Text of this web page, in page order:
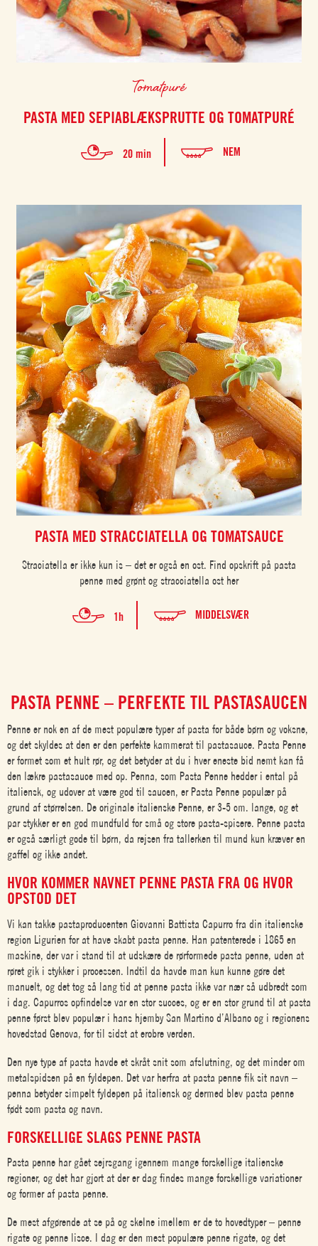
Tomatpuré
PASTA MED SEPIABLÆKSPRUTTE OG TOMATPURÉ
20 min NEM
PASTA MED STRACCIATELLA OG TOMATSAUCE
Straciatella er ikke kun is – det er også en ost. Find opskrift på pasta
penne med grønt og stracciatella ost her
1h MIDDELSVÆR
PASTA PENNE – PERFEKTE TIL PASTASAUCEN
Penne er nok en af de mest populære typer af pasta for både børn og voksne,
og det skyldes at den er den perfekte kammerat til pastasauce. Pasta Penne
er formet som et hult rør, og det betyder at du i hver eneste bid nemt kan få
den lækre pastasauce med op. Penna, som Pasta Penne hedder i ental på
italiensk, og udover at være god til saucen, er Pasta Penne populær på
grund af størrelsen. De originale italienske Penne, er 3-5 cm. lange, og et
par stykker er en god mundfuld for små og store pasta-spisere. Penne pasta
er også særligt gode til børn, da rejsen fra tallerken til mund kun kræver en
gaffel og ikke andet.
HVOR KOMMER NAVNET PENNE PASTA FRA OG HVOR
OPSTOD DET
Vi kan takke pastaproducenten Giovanni Battista Capurro fra din italienske
region Ligurien for at have skabt pasta penne. Han patenterede i 1865 en
maskine, der var i stand til at udskære de rørformede pasta penne, uden at
røret gik i stykker i processen. Indtil da havde man kun kunne gøre det
manuelt, og det tog så lang tid at penne pasta ikke var nær så udbredt som
i dag. Capurros opfindelse var en stor succes, og er en stor grund til at pasta
penne først blev populær i hans hjemby San Martino d’Albano og i regionens
hovedstad Genova, for til sidst at erobre verden.
Den nye type af pasta havde et skråt snit som afslutning, og det minder om
metalspidsen på en fyldepen. Det var herfra at pasta penne fik sit navn –
penna betyder simpelt fyldepen på italiensk og dermed blev pasta penne
født som pasta og navn.
FORSKELLIGE SLAGS PENNE PASTA
Pasta penne har gået sejrsgang igennem mange forskellige italienske
regioner, og det har gjort at der er dag findes mange forskellige variationer
og former af pasta penne.
De mest afgørende at se på og skelne imellem er de to hovedtyper – penne
rigate og penne lisce. I dag er den mest populære penne rigate, og det